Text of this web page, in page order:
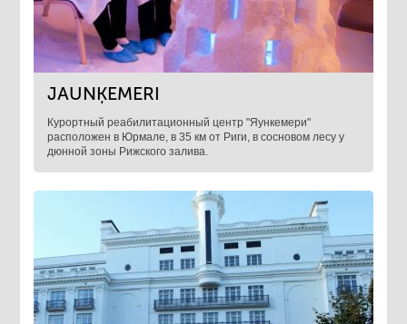
JAUNĶEMERI
Курортный реабилитационный центр "Яункемери"
расположен в Юрмале, в 35 км от Риги, в сосновом лесу у
дюнной зоны Рижского залива.